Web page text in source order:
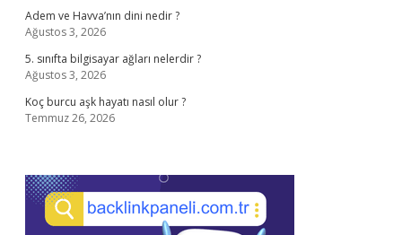
Adem ve Havva’nın dini nedir ?
Ağustos 3, 2026
5. sınıfta bilgisayar ağları nelerdir ?
Ağustos 3, 2026
Koç burcu aşk hayatı nasıl olur ?
Temmuz 26, 2026